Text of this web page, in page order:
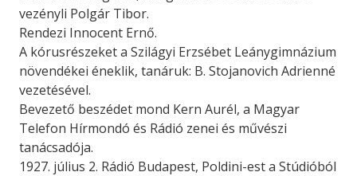
vezényli Polgár Tibor.
Rendezi Innocent Ernő.
A kórusrészeket a Szilágyi Erzsébet Leánygimnázium
növendékei éneklik, tanáruk: B. Stojanovich Adrienné
vezetésével.
Bevezető beszédet mond Kern Aurél, a Magyar
Telefon Hírmondó és Rádió zenei és művészi
tanácsadója.
1927. július 2. Rádió Budapest, Poldini-est a Stúdióból